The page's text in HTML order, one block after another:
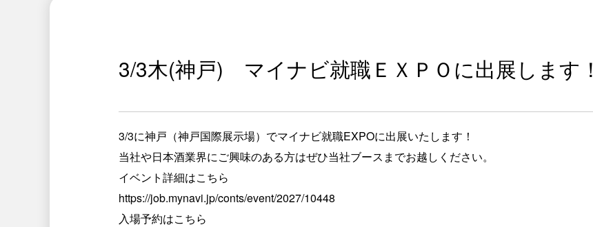
3/3木(神戸) マイナビ就職ＥＸＰＯに出展します！
3/3に神戸（神戸国際展示場）でマイナビ就職EXPOに出展いたします！
当社や日本酒業界にご興味のある方はぜひ当社ブースまでお越しください。
イベント詳細はこちら
https://job.mynavi.jp/conts/event/2027/10448
入場予約はこちら